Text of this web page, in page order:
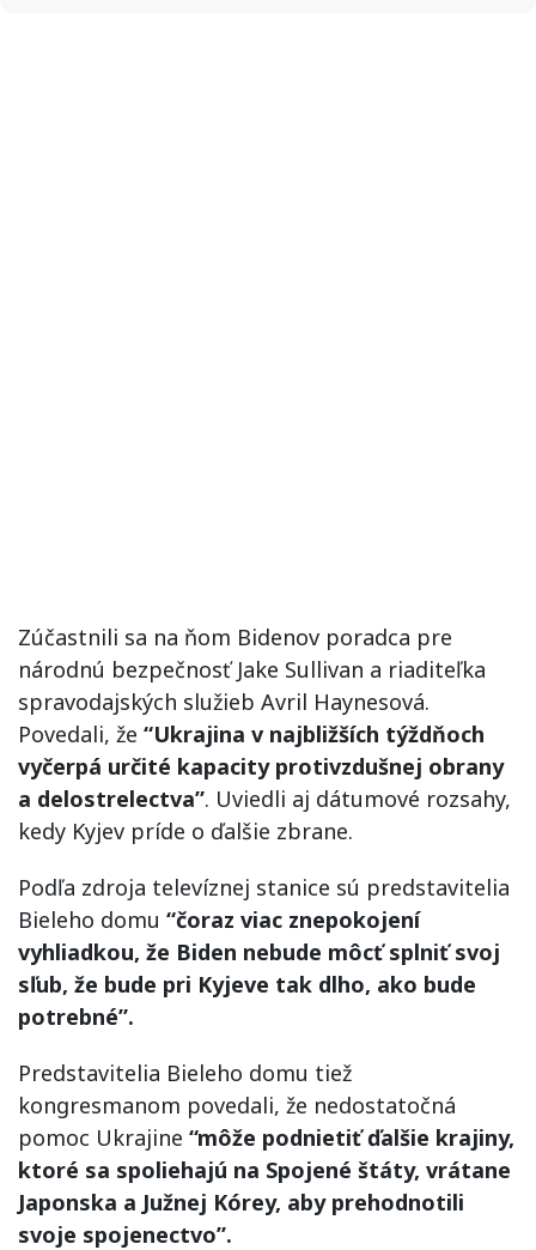
Zúčastnili sa na ňom Bidenov poradca pre
národnú bezpečnosť Jake Sullivan a riaditeľka
spravodajských služieb Avril Haynesová.
Povedali, že “Ukrajina v najbližších týždňoch
vyčerpá určité kapacity protivzdušnej obrany
a delostrelectva”. Uviedli aj dátumové rozsahy,
kedy Kyjev príde o ďalšie zbrane.
Podľa zdroja televíznej stanice sú predstavitelia
Bieleho domu “čoraz viac znepokojení
vyhliadkou, že Biden nebude môcť splniť svoj
sľub, že bude pri Kyjeve tak dlho, ako bude
potrebné”.
Predstavitelia Bieleho domu tiež
kongresmanom povedali, že nedostatočná
pomoc Ukrajine “môže podnietiť ďalšie krajiny,
ktoré sa spoliehajú na Spojené štáty, vrátane
Japonska a Južnej Kórey, aby prehodnotili
svoje spojenectvo”.